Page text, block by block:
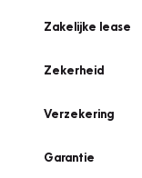
Zakelijke lease
Zekerheid
Verzekering
Garantie